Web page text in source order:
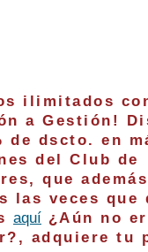
ilimitados
a Gestión!
de dscto. en
del Club de
que
las veces que
aquí ¿Aún no
adquiere tu